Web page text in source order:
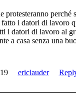
protesteranno perché
i datori di lavoro
i datori di lavoro al
a casa senza una
ericlauder